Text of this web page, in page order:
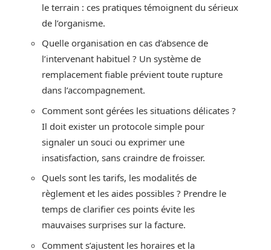
le terrain : ces pratiques témoignent du sérieux
de l’organisme.
Quelle organisation en cas d’absence de
l’intervenant habituel ? Un système de
remplacement fiable prévient toute rupture
dans l’accompagnement.
Comment sont gérées les situations délicates ?
Il doit exister un protocole simple pour
signaler un souci ou exprimer une
insatisfaction, sans craindre de froisser.
Quels sont les tarifs, les modalités de
règlement et les aides possibles ? Prendre le
temps de clarifier ces points évite les
mauvaises surprises sur la facture.
Comment s’ajustent les horaires et la